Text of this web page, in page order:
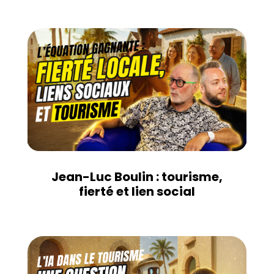
Jean-Luc Boulin : tourisme,
fierté et lien social